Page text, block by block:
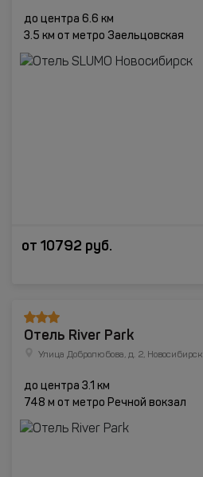
до центра 6.6 км
3.5 км от метро Заельцовская
от 10792 руб.
Отель River Park
Улица Добролюбова, д. 2, Новосибирск
до центра 3.1 км
748 м от метро Речной вокзал